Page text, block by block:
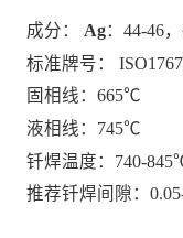
成分： Ag：44-46，
标准牌号：
固相线：665℃
液相线：745℃
钎焊温度：740-
推荐钎焊间隙：